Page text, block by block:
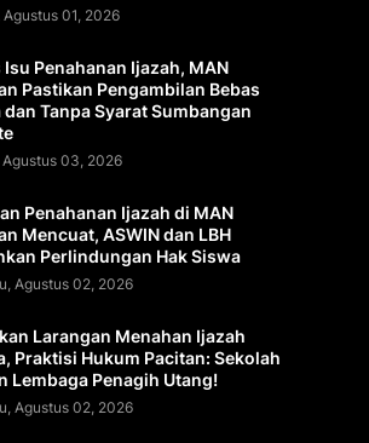
Agustus 01, 2026
Isu Penahanan Ijazah, MAN
Pastikan Pengambilan Bebas
dan Tanpa Syarat Sumbangan
Agustus 03, 2026
Penahanan Ijazah di MAN
Mencuat, ASWIN dan LBH
Perlindungan Hak Siswa
Agustus 02, 2026
Larangan Menahan Ijazah
Praktisi Hukum Pacitan: Sekolah
Lembaga Penagih Utang!
Agustus 02, 2026